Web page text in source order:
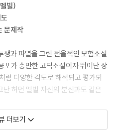
’호와 런던의 ‘새뮤얼 엔더비’호가
605
빌)
문제작
쟁과 파멸을 그린 전율적인 모험소설
포가 충만한 고딕소설이자 뛰어난 상
럼 다양한 각도로 해석되고 평가되
난 허먼 멜빌 자신의 분신과도 같은
경이롭고 신비로운 괴물, 거대한
더보기